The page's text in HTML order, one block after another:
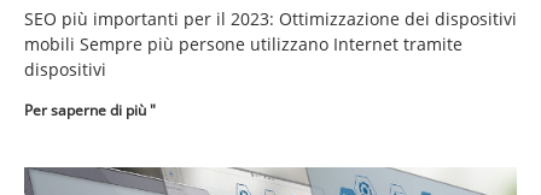
SEO più importanti per il 2023: Ottimizzazione dei dispositivi
mobili Sempre più persone utilizzano Internet tramite
dispositivi
Per saperne di più "